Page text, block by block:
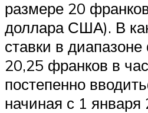
размере 20
доллара США). В
ставки в
20,25 франков в
постепенно
начиная с 1 января